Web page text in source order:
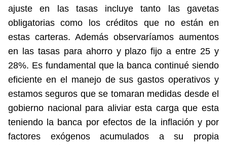
ajuste en las tasas incluye tanto las gavetas
obligatorias como los créditos que no están en
estas carteras. Además observaríamos aumentos
en las tasas para ahorro y plazo fijo a entre 25 y
28%. Es fundamental que la banca continué siendo
eficiente en el manejo de sus gastos operativos y
estamos seguros que se tomaran medidas desde el
gobierno nacional para aliviar esta carga que esta
teniendo la banca por efectos de la inflación y por
factores exógenos acumulados a su propia